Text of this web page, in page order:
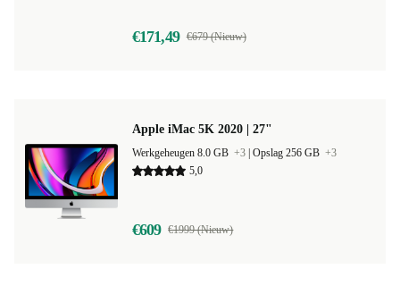
€171,49 €679 (Nieuw)
Apple iMac 5K 2020 | 27"
Werkgeheugen 8.0 GB +3 Opslag 256 GB +3
5,0
€609 €1999 (Nieuw)